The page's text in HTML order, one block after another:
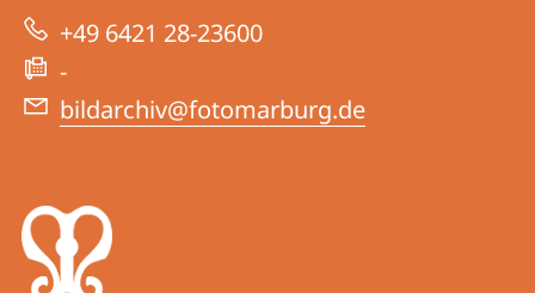
Website
-
Bildarchiv
Foto
Marburg
+49 6421 28-23600
-
bildarchiv@fotomarburg.de